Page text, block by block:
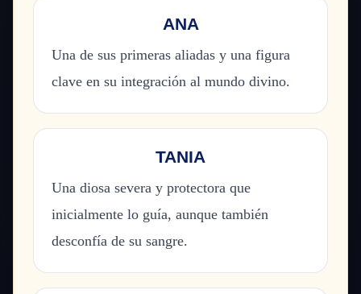
ANA
Una de sus primeras aliadas y una figura
clave en su integración al mundo divino.
TANIA
Una diosa severa y protectora que
inicialmente lo guía, aunque también
desconfía de su sangre.